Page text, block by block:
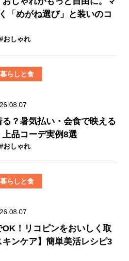
「めがね選び」と装いのコ
#おしゃれ
暮らしと食
？暑気払い・会食で映える
上品コーデ実例8選
#おしゃれ
暮らしと食
！リコピンをおいしく取
キンケア】簡単美活レシピ3